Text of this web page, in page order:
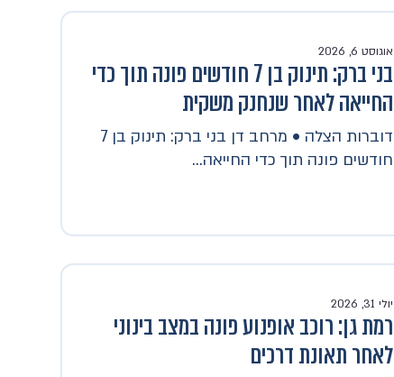
אוגוסט 6, 2026
בני ברק: תינוק בן 7 חודשים פונה תוך כדי
החייאה לאחר שנחנק משקית
דוברות הצלה • מרחב דן בני ברק: תינוק בן 7
חודשים פונה תוך כדי החייאה...
יולי 31, 2026
רמת גן: רוכב אופנוע פונה במצב בינוני
לאחר תאונת דרכים